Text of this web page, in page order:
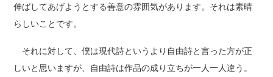
伸ばしてあげようとする善意の雰囲気があります。それは素晴
らしいことです。
それに対して、僕は現代詩というより自由詩と言った方が正
しいと思いますが、自由詩は作品の成り立ちが一人一人違う。